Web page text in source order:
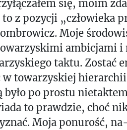
się, moim
z pozycji „człowieka
Moje
ambicjami
taktu. Zostać
w towarzyskiej
po prostu
to prawdzie, choć
Moja ponurość,